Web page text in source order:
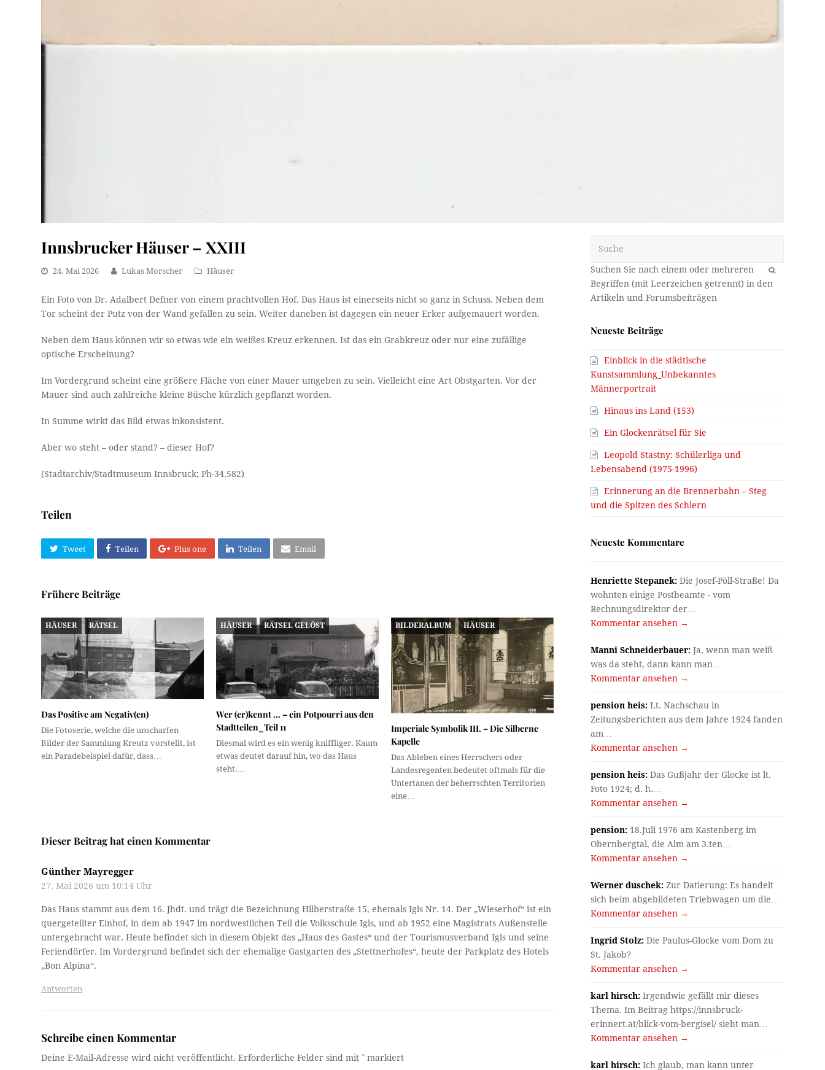
Innsbrucker Häuser – XXIII
24. Mai 2026 Lukas Morscher Häuser
Ein Foto von Dr. Adalbert Defner von einem prachtvollen Hof. Das Haus ist einerseits nicht so ganz in Schuss. Neben dem
Tor scheint der Putz von der Wand gefallen zu sein. Weiter daneben ist dagegen ein neuer Erker aufgemauert worden.
Neben dem Haus können wir so etwas wie ein weißes Kreuz erkennen. Ist das ein Grabkreuz oder nur eine zufällige
optische Erscheinung?
Im Vordergrund scheint eine größere Fläche von einer Mauer umgeben zu sein. Vielleicht eine Art Obstgarten. Vor der
Mauer sind auch zahlreiche kleine Büsche kürzlich gepflanzt worden.
In Summe wirkt das Bild etwas inkonsistent.
Aber wo steht – oder stand? – dieser Hof?
(Stadtarchiv/Stadtmuseum Innsbruck; Ph-34.582)
Teilen
Tweet Teilen Plus one Teilen Email
Frühere Beiträge
HÄUSER RÄTSEL
Das Positive am Negativ(en)
Die Fotoserie, welche die unscharfen
Bilder der Sammlung Kreutz vorstellt, ist
ein Paradebeispiel dafür, dass…
HÄUSER RÄTSEL GELÖST
Wer (er)kennt … – ein Potpourri aus den
Stadtteilen_Teil 11
Diesmal wird es ein wenig kniffliger. Kaum
etwas deutet darauf hin, wo das Haus
steht.…
BILDERALBUM HÄUSER
Imperiale Symbolik III. – Die Silberne
Kapelle
Das Ableben eines Herrschers oder
Landesregenten bedeutet oftmals für die
Untertanen der beherrschten Territorien
eine…
Dieser Beitrag hat einen Kommentar
Günther Mayregger
27. Mai 2026 um 10:14 Uhr
Das Haus stammt aus dem 16. Jhdt. und trägt die Bezeichnung Hilberstraße 15, ehemals Igls Nr. 14. Der „Wieserhof“ ist ein
quergeteilter Einhof, in dem ab 1947 im nordwestlichen Teil die Volksschule Igls, und ab 1952 eine Magistrats Außenstelle
untergebracht war. Heute befindet sich in diesem Objekt das „Haus des Gastes“ und der Tourismusverband Igls und seine
Feriendörfer. Im Vordergrund befindet sich der ehemalige Gastgarten des „Stettnerhofes“, heute der Parkplatz des Hotels
„Bon Alpina“.
Antworten
Schreibe einen Kommentar
Deine E-Mail-Adresse wird nicht veröffentlicht. Erforderliche Felder sind mit* markiert
OK
Neueste Beiträge
Einblick in die städtische
Kunstsammlung_Unbekanntes
Männerportrait
Hinaus ins Land (153)
Ein Glockenrätsel für Sie
Leopold Stastny: Schülerliga und
Lebensabend (1975-1996)
Erinnerung an die Brennerbahn – Steg
und die Spitzen des Schlern
Neueste Kommentare
Henriette Stepanek: Die Josef-Pöll-Straße! Da
wohnten einige Postbeamte - vom
Rechnungsdirektor der…
Kommentar ansehen →
Manni Schneiderbauer: Ja, wenn man weiß
was da steht, dann kann man…
Kommentar ansehen →
pension heis: Lt. Nachschau in
Zeitungsberichten aus dem Jahre 1924 fanden
am…
Kommentar ansehen →
pension heis: Das Gußjahr der Glocke ist lt.
Foto 1924; d. h.…
Kommentar ansehen →
pension: 18.Juli 1976 am Kastenberg im
Obernbergtal, die Alm am 3.ten…
Kommentar ansehen →
Werner duschek: Zur Datierung: Es handelt
sich beim abgebildeten Triebwagen um die…
Kommentar ansehen →
Ingrid Stolz: Die Paulus-Glocke vom Dom zu
St. Jakob?
Kommentar ansehen →
karl hirsch: Irgendwie gefällt mir dieses
Thema. Im Beitrag https://innsbruck-
erinnert.at/blick-vom-bergisel/ sieht man…
Kommentar ansehen →
karl hirsch: Ich glaub, man kann unter